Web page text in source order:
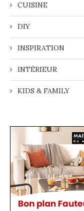
CUISINE
DIY
INSPIRATION
INTÉRIEUR
KIDS & FAMILY